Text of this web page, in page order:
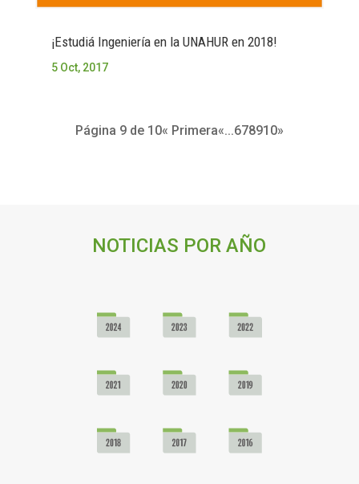
¡Estudiá Ingeniería en la UNAHUR en 2018!
5 Oct, 2017
Página 9 de 10« Primera«...678910»
NOTICIAS POR AÑO